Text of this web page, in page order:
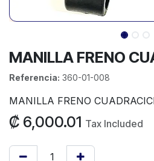
MANILLA FRENO
Referencia: 360-01-008
MANILLA FRENO
₡ 6,000.01 Tax Included